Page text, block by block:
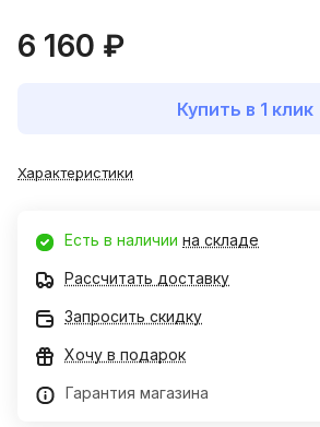
6 160 ₽
Купить в 1 клик
Характеристики
Есть в наличии на складе
Рассчитать доставку
Запросить скидку
Хочу в подарок
Гарантия магазина